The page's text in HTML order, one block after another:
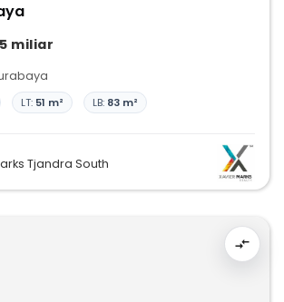
miliar
LT: 51 m² LB: 83 m²
Tjandra South